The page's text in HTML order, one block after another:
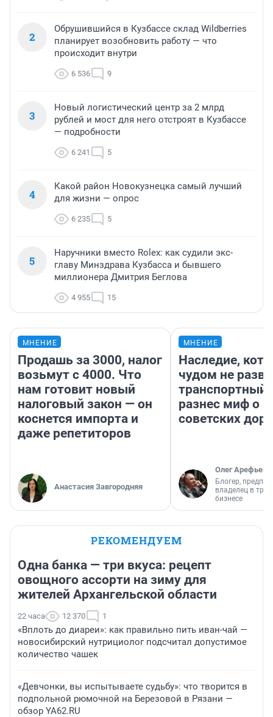
2
Обрушившийся в Кузбассе склад Wildberries
планирует возобновить работу — что
происходит внутри
6 536 9
3
Новый логистический центр за 2 млрд
рублей и мост для него отстроят в Кузбассе
— подробности
6 241 5
4
Какой район Новокузнецка самый лучший
для жизни — опрос
6 235 5
5
Наручники вместо Rolex: как судили экс-
главу Минздрава Кузбасса и бывшего
миллионера Дмитрия Беглова
4 955 15
МНЕНИЕ
Продашь за 3000, налог
возьмут с 4000. Что
нам готовит новый
налоговый закон — он
коснется импорта и
даже репетиторов
Анастасия Завгородняя
МНЕНИЕ
Наследие,
чудом не
транспортный
разнес миф о
советских
Олег Арефьев
Блогер,
владелец в
бизнесе
РЕКОМЕНДУЕМ
Одна банка — три вкуса: рецепт
овощного ассорти на зиму для
жителей Архангельской области
22 часа 12 370 1
«Вплоть до диареи»: как правильно пить иван-чай —
новосибирский нутрициолог подсчитал допустимое
количество чашек
«Девчонки, вы испытываете судьбу»: что творится в
подпольной рюмочной на Березовой в Рязани —
обзор YA62.RU